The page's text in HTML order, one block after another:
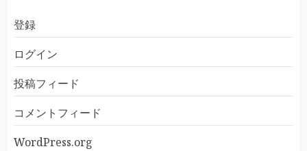
登録
ログイン
投稿フィード
コメントフィード
WordPress.org